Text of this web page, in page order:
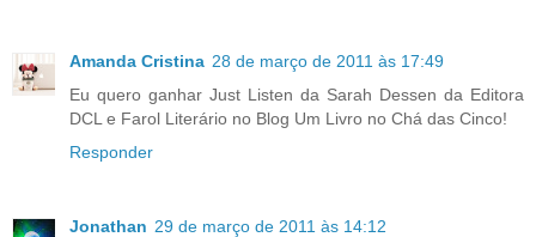
Amanda Cristina 28 de março de 2011 às 17:49
Eu quero ganhar Just Listen da Sarah Dessen da Editora
DCL e Farol Literário no Blog Um Livro no Chá das Cinco!
Responder
Jonathan 29 de março de 2011 às 14:12